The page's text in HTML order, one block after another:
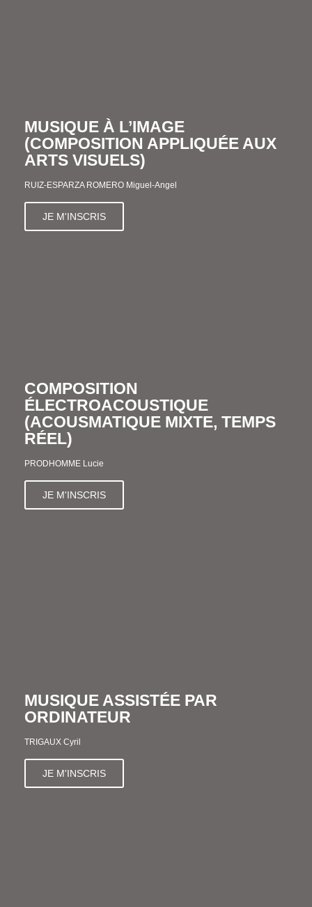
MUSIQUE À L’IMAGE
(COMPOSITION APPLIQUÉE AUX
ARTS VISUELS)
RUIZ-ESPARZA ROMERO Miguel-Angel
JE M'INSCRIS
COMPOSITION
ÉLECTROACOUSTIQUE
(ACOUSMATIQUE MIXTE, TEMPS
RÉEL)
PRODHOMME Lucie
JE M'INSCRIS
MUSIQUE ASSISTÉE PAR
ORDINATEUR
TRIGAUX Cyril
JE M'INSCRIS